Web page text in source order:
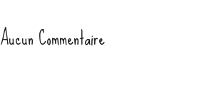
Aucun Commentaire